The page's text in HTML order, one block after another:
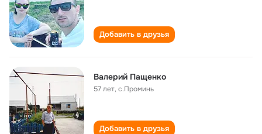
Добавить в друзья
Валерий Пащенко
57 лет,с.Проминь
Добавить в друзья